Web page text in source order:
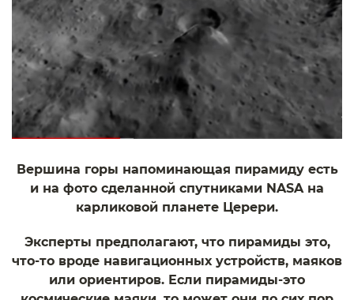
Вершина горы напоминающая пирамиду есть
и на фото сделанной спутниками NASA на
карликовой планете Церери.
Эксперты предполагают, что пирамиды это,
что-то вроде навигационных устройств, маяков
или ориентиров. Если пирамиды-это